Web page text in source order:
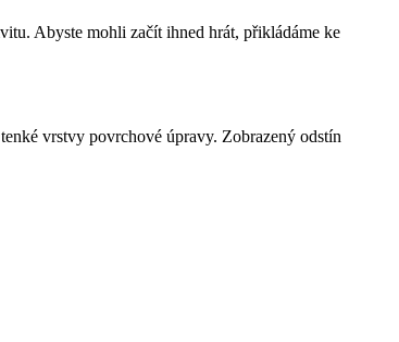
Abyste mohli začít ihned hrát, přikládáme ke
vrstvy povrchové úpravy. Zobrazený odstín